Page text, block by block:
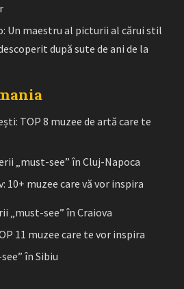
Un maestru al picturii al cărui stil
după sute de ani de la
TOP 8 muzee de artă care te
„must-see” în Cluj-Napoca
10+ muzee care vă vor inspira
„must-see” în Craiova
11 muzee care te vor inspira
în Sibiu